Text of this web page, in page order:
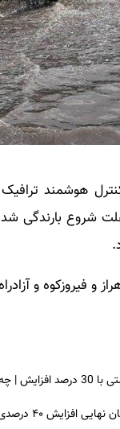
هوشمند
شروع بارندگی
و فیروزکوه و
شدند؟
حقوق بازنشستگان